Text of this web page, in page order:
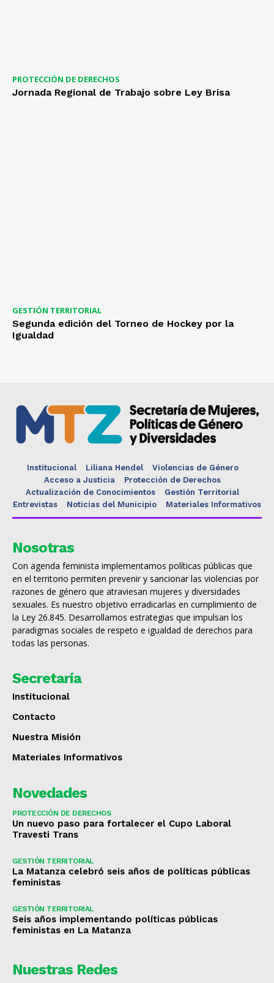
PROTECCIÓN DE DERECHOS
Jornada Regional de Trabajo sobre Ley Brisa
GESTIÓN TERRITORIAL
Segunda edición del Torneo de Hockey por la
Igualdad
Institucional Liliana Hendel
Violencias de Género
Acceso a Justicia
Protección de Derechos
Actualización de Conocimientos
Gestión Territorial
Entrevistas
Noticias del Municipio Materiales Informativos
Nosotras
Con agenda feminista implementamos políticas públicas que
en el territorio permiten prevenir y sancionar las violencias por
razones de género que atraviesan mujeres y diversidades
sexuales. Es nuestro objetivo erradicarlas en cumplimiento de
la Ley 26.845. Desarrollamos estrategias que impulsan los
paradigmas sociales de respeto e igualdad de derechos para
todas las personas.
Secretaría
Institucional
Contacto
Nuestra Misión
Materiales Informativos
Novedades
PROTECCIÓN DE DERECHOS
Un nuevo paso para fortalecer el Cupo Laboral
Travesti Trans
GESTIÓN TERRITORIAL
La Matanza celebró seis años de políticas públicas
feministas
GESTIÓN TERRITORIAL
Seis años implementando políticas públicas
feministas en La Matanza
Nuestras Redes